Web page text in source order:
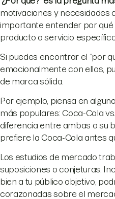
motivaciones y necesidades
importante entender por
producto o servicio
Si puedes encontrar el “por
emocionalmente con ellos,
de marca sólida.
Por ejemplo, piensa en
más populares: Coca-Cola
diferencia entre ambas o su
prefiere la Coca-Cola antes
Los estudios de mercado
suposiciones o conjeturas.
bien a tu público objetivo,
corazonadas sobre el